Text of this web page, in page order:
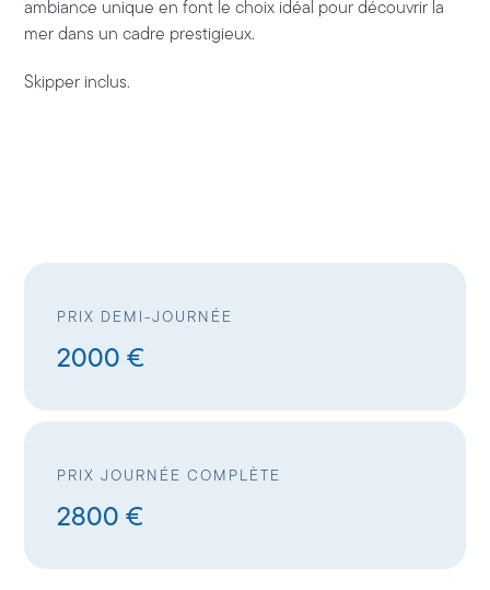
ambiance unique en font le choix idéal pour découvrir la
mer dans un cadre prestigieux.
Skipper inclus.
PRIX DEMI-JOURNÉE
2000 €
PRIX JOURNÉE COMPLÈTE
2800 €